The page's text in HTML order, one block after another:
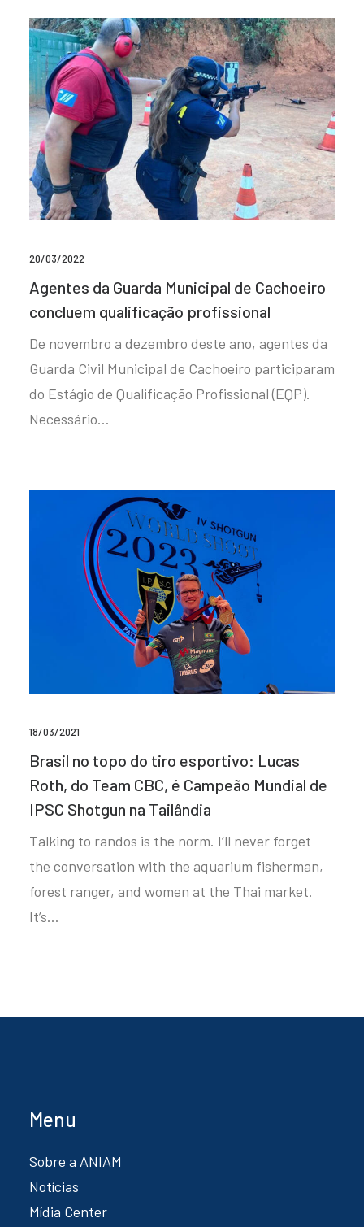
20/03/2022
Agentes da Guarda Municipal de Cachoeiro
concluem qualificação profissional
De novembro a dezembro deste ano, agentes da
Guarda Civil Municipal de Cachoeiro participaram
do Estágio de Qualificação Profissional (EQP).
Necessário…
18/03/2021
Brasil no topo do tiro esportivo: Lucas
Roth, do Team CBC, é Campeão Mundial de
IPSC Shotgun na Tailândia
Talking to randos is the norm. I’ll never forget
the conversation with the aquarium fisherman,
forest ranger, and women at the Thai market.
It’s…
Menu
Sobre a ANIAM
Notícias
Mídia Center